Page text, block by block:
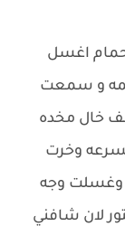
اغسل
يمه و سمعت
خال مخده
وخرت
وغسلت وجه
لان شافني